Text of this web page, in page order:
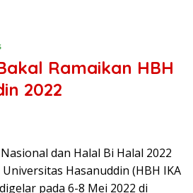
Ramaikan HBH
2022
dan Halal Bi Halal 2022
Hasanuddin (HBH IKA
pada 6-8 Mei 2022 di